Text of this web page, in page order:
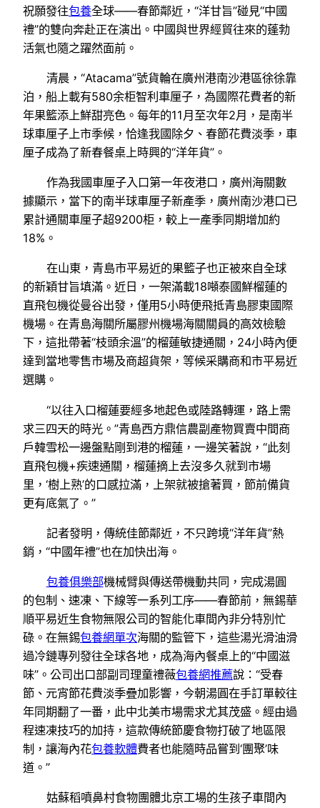
祝願發往包養全球——春節鄰近，“洋甘旨”碰見“中國
禮”的雙向奔赴正在演出。中國與世界經貿往來的蓬勃
活氣也隨之躍然面前。
清晨，“Atacama”號貨輪在廣州港南沙港區徐徐靠
泊，船上載有580余柜智利車厘子，為國際花費者的新
年果籃添上鮮甜亮色。每年的11月至次年2月，是南半
球車厘子上市季候，恰逢我國除夕、春節花費淡季，車
厘子成為了新春餐桌上時興的“洋年貨”。
作為我國車厘子入口第一年夜港口，廣州海關數
據顯示，當下的南半球車厘子新產季，廣州南沙港口已
累計通關車厘子超9200柜，較上一產季同期增加約
18%。
在山東，青島市平易近的果籃子也正被來自全球
的新穎甘旨填滿。近日，一架滿載18噸泰國鮮榴蓮的
直飛包機從曼谷出發，僅用5小時便飛抵青島膠東國際
機場。在青島海關所屬膠州機場海關關員的高效檢驗
下，這批帶著“枝頭余溫”的榴蓮敏捷通關，24小時內便
達到當地零售市場及商超貨架，等候采購商和市平易近
選購。
“以往入口榴蓮要經多地起色或陸路轉運，路上需
求三四天的時光。”青島西方鼎信農副產物買賣中間商
戶韓雪松一邊盤點剛到港的榴蓮，一邊笑著說，“此刻
直飛包機+疾速通關，榴蓮摘上去沒多久就到市場
里，‘樹上熟’的口感拉滿，上架就被搶著買，節前備貨
更有底氣了。”
記者發明，傳統佳節鄰近，不只跨境“洋年貨”熱
銷，“中國年禮”也在加快出海。
包養俱樂部機械臂與傳送帶機動共同，完成湯圓
的包制、速凍、下線等一系列工序——春節前，無錫華
順平易近生食物無限公司的智能化車間內非分特別忙
碌。在無錫包養網單次海關的監管下，這些湯光滑油滑
過冷鏈專列發往全球各地，成為海內餐桌上的“中國滋
味”。公司出口部副司理童禮薇包養網推薦說：“受春
節、元宵節花費淡季疊加影響，今朝湯圓在手訂單較往
年同期翻了一番，此中北美市場需求尤其茂盛。經由過
程速凍技巧的加持，這款傳統節慶食物打破了地區限
制，讓海內花包養軟體費者也能隨時品嘗到‘團聚’味
道。”
姑蘇稻噴鼻村食物團體北京工場的生孩子車間內